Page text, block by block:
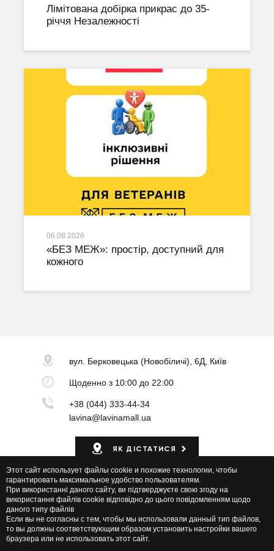
Лімітована добірка прикрас до 35-
річчя Незалежності
06.08.2026
«БЕЗ МЕЖ»: простір, доступний для
кожного
вул. Берковецька(Новобіличі), 6Д, Київ
Щоденноз 10:00 до 22:00
+38 (044) 333-44-34
lavina@lavinamall.ua
ЯК ДІСТАТИСЯ
Мапа ТРЦ
Lavina Mall © 2026 Всі права захищені
Этот сайт использует файлы cookie и похожие технологии, чтобы
гарантировать максимальное удобство пользователям.
При використанні даного сайту, ви підтверджуєте свою згоду на
використання файлів cookie відповідно до цього повідомленням щодо
даного типу файлів
Если вы не согласны с тем, чтобы мы использовали данный тип файлов,
то вы должны соответствующим образом установить настройки вашего
браузера или не использовать этот сайт.